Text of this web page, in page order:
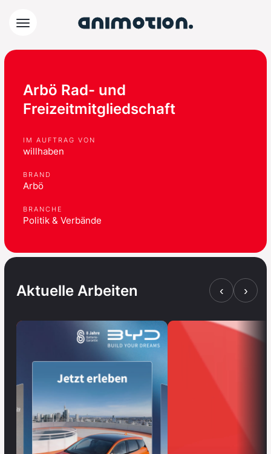
Arbö Rad- und
Freizeitmitgliedschaft
IM AUFTRAG VON
willhaben
BRAND
Arbö
BRANCHE
Politik & Verbände
Aktuelle Arbeiten ‹ ›